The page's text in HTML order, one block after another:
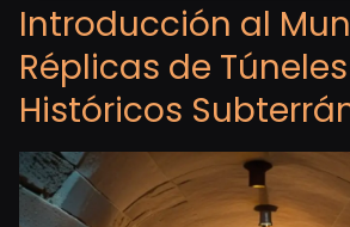
Introducción al
Réplicas de Túneles
Históricos